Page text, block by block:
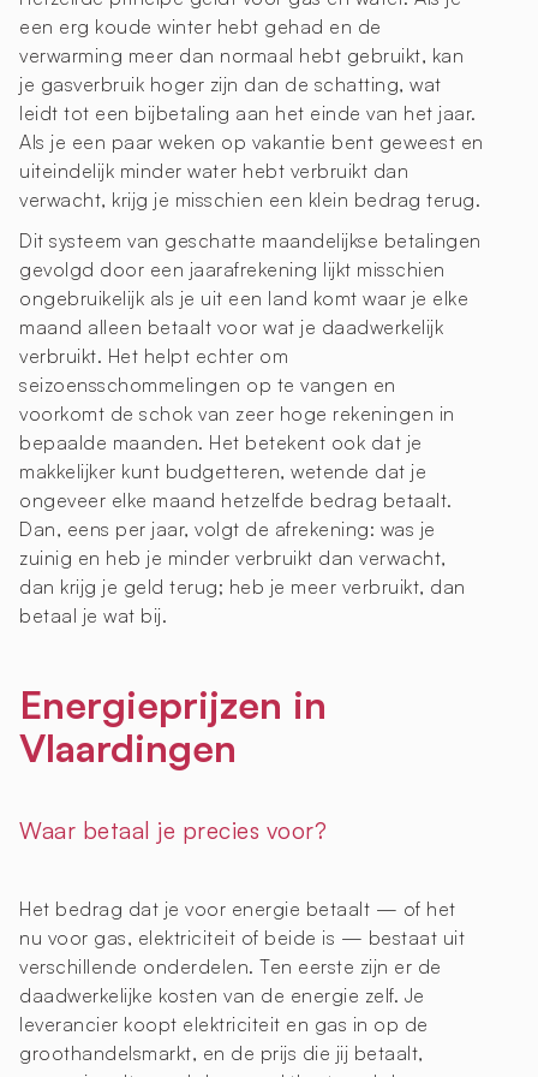
een erg koude winter hebt gehad en de
verwarming meer dan normaal hebt gebruikt, kan
je gasverbruik hoger zijn dan de schatting, wat
leidt tot een bijbetaling aan het einde van het jaar.
Als je een paar weken op vakantie bent geweest en
uiteindelijk minder water hebt verbruikt dan
verwacht, krijg je misschien een klein bedrag terug.
Dit systeem van geschatte maandelijkse betalingen
gevolgd door een jaarafrekening lijkt misschien
ongebruikelijk als je uit een land komt waar je elke
maand alleen betaalt voor wat je daadwerkelijk
verbruikt. Het helpt echter om
seizoensschommelingen op te vangen en
voorkomt de schok van zeer hoge rekeningen in
bepaalde maanden. Het betekent ook dat je
makkelijker kunt budgetteren, wetende dat je
ongeveer elke maand hetzelfde bedrag betaalt.
Dan, eens per jaar, volgt de afrekening: was je
zuinig en heb je minder verbruikt dan verwacht,
dan krijg je geld terug; heb je meer verbruikt, dan
betaal je wat bij.
Energieprijzen in
Vlaardingen
Waar betaal je precies voor?
Het bedrag dat je voor energie betaalt — of het
nu voor gas, elektriciteit of beide is — bestaat uit
verschillende onderdelen. Ten eerste zijn er de
daadwerkelijke kosten van de energie zelf. Je
leverancier koopt elektriciteit en gas in op de
groothandelsmarkt, en de prijs die jij betaalt,